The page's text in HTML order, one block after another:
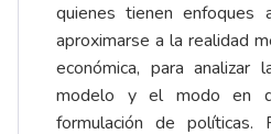
quienes tienen enfoques
aproximarse a la realidad
económica, para
modelo y el modo en
formulación de políticas.